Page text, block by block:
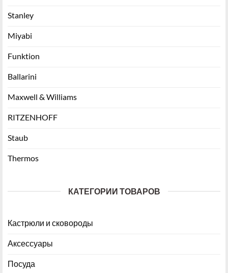
Stanley
Miyabi
Funktion
Ballarini
Maxwell & Williams
RITZENHOFF
Staub
Thermos
КАТЕГОРИИ ТОВАРОВ
Кастрюли и сковороды
Аксессуары
Посуда